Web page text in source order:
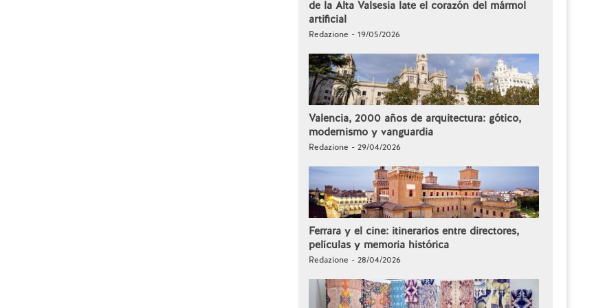
de la Alta Valsesia late el corazón del mármol
artificial
Redazione - 19/05/2026
Valencia, 2000 años de arquitectura: gótico,
modernismo y vanguardia
Redazione - 29/04/2026
Ferrara y el cine: itinerarios entre directores,
películas y memoria histórica
Redazione - 28/04/2026